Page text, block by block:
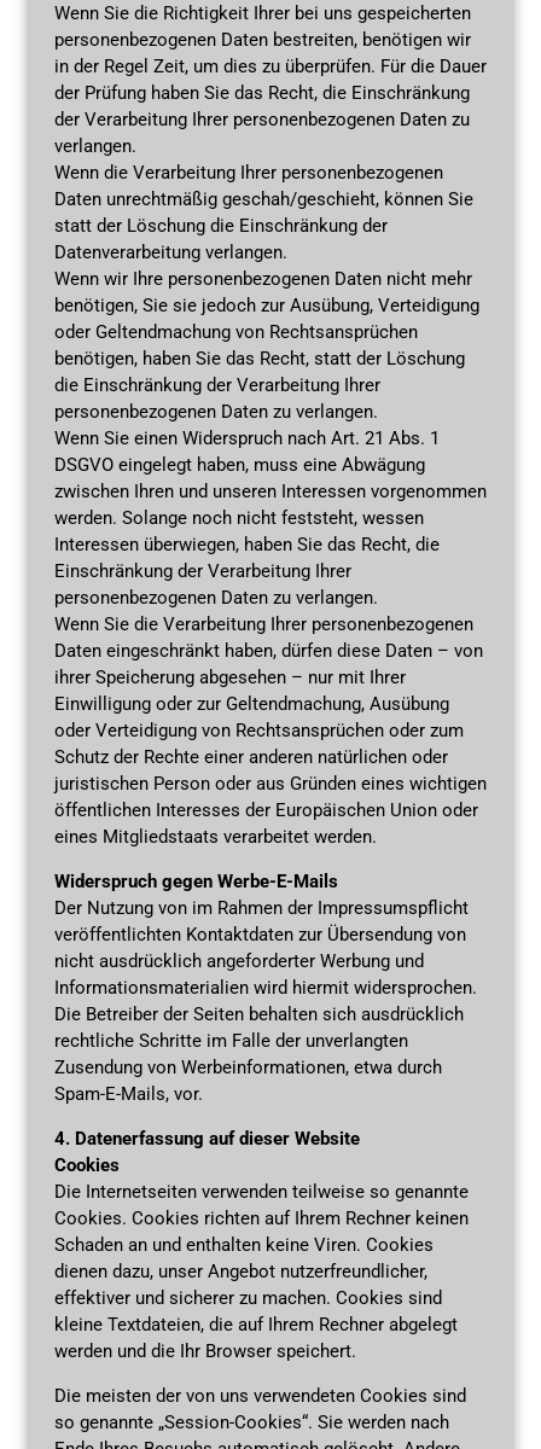
Wenn Sie die Richtigkeit Ihrer bei uns gespeicherten
personenbezogenen Daten bestreiten, benötigen wir
in der Regel Zeit, um dies zu überprüfen. Für die Dauer
der Prüfung haben Sie das Recht, die Einschränkung
der Verarbeitung Ihrer personenbezogenen Daten zu
verlangen.
Wenn die Verarbeitung Ihrer personenbezogenen
Daten unrechtmäßig geschah/geschieht, können Sie
statt der Löschung die Einschränkung der
Datenverarbeitung verlangen.
Wenn wir Ihre personenbezogenen Daten nicht mehr
benötigen, Sie sie jedoch zur Ausübung, Verteidigung
oder Geltendmachung von Rechtsansprüchen
benötigen, haben Sie das Recht, statt der Löschung
die Einschränkung der Verarbeitung Ihrer
personenbezogenen Daten zu verlangen.
Wenn Sie einen Widerspruch nach Art. 21 Abs. 1
DSGVO eingelegt haben, muss eine Abwägung
zwischen Ihren und unseren Interessen vorgenommen
werden. Solange noch nicht feststeht, wessen
Interessen überwiegen, haben Sie das Recht, die
Einschränkung der Verarbeitung Ihrer
personenbezogenen Daten zu verlangen.
Wenn Sie die Verarbeitung Ihrer personenbezogenen
Daten eingeschränkt haben, dürfen diese Daten – von
ihrer Speicherung abgesehen – nur mit Ihrer
Einwilligung oder zur Geltendmachung, Ausübung
oder Verteidigung von Rechtsansprüchen oder zum
Schutz der Rechte einer anderen natürlichen oder
juristischen Person oder aus Gründen eines wichtigen
öffentlichen Interesses der Europäischen Union oder
eines Mitgliedstaats verarbeitet werden.
Widerspruch gegen Werbe-E-Mails
Der Nutzung von im Rahmen der Impressumspflicht
veröffentlichten Kontaktdaten zur Übersendung von
nicht ausdrücklich angeforderter Werbung und
Informationsmaterialien wird hiermit widersprochen.
Die Betreiber der Seiten behalten sich ausdrücklich
rechtliche Schritte im Falle der unverlangten
Zusendung von Werbeinformationen, etwa durch
Spam-E-Mails, vor.
4. Datenerfassung auf dieser Website
Cookies
Die Internetseiten verwenden teilweise so genannte
Cookies. Cookies richten auf Ihrem Rechner keinen
Schaden an und enthalten keine Viren. Cookies
dienen dazu, unser Angebot nutzerfreundlicher,
effektiver und sicherer zu machen. Cookies sind
kleine Textdateien, die auf Ihrem Rechner abgelegt
werden und die Ihr Browser speichert.
Die meisten der von uns verwendeten Cookies sind
so genannte „Session-Cookies“. Sie werden nach